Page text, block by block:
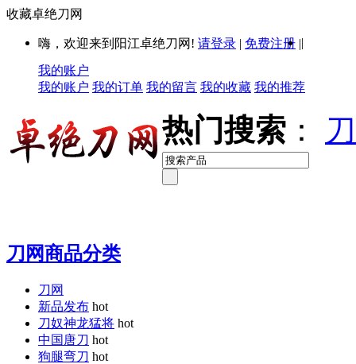
收藏卓绝刀网
嗨，欢迎来到阳江卓绝刀网! 请登录 | 免费注册 ||
我的账户
我的账户 我的订单 我的留言 我的收藏 我的推荐
热门搜索 ：
刀网商品分类
刀网
新品发布 hot
刀奴神龙猛将 hot
中国唐刀 hot
狗腿弯刀 hot